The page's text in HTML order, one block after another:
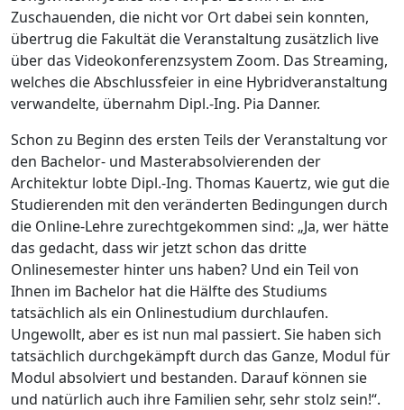
Zuschauenden, die nicht vor Ort dabei sein konnten,
übertrug die Fakultät die Veranstaltung zusätzlich live
über das Videokonferenzsystem Zoom. Das Streaming,
welches die Abschlussfeier in eine Hybridveranstaltung
verwandelte, übernahm Dipl.-Ing. Pia Danner.
Schon zu Beginn des ersten Teils der Veranstaltung vor
den Bachelor- und Masterabsolvierenden der
Architektur lobte Dipl.-Ing. Thomas Kauertz, wie gut die
Studierenden mit den veränderten Bedingungen durch
die Online-Lehre zurechtgekommen sind: „Ja, wer hätte
das gedacht, dass wir jetzt schon das dritte
Onlinesemester hinter uns haben? Und ein Teil von
Ihnen im Bachelor hat die Hälfte des Studiums
tatsächlich als ein Onlinestudium durchlaufen.
Ungewollt, aber es ist nun mal passiert. Sie haben sich
tatsächlich durchgekämpft durch das Ganze, Modul für
Modul absolviert und bestanden. Darauf können sie
und natürlich auch ihre Familien sehr, sehr stolz sein!“.